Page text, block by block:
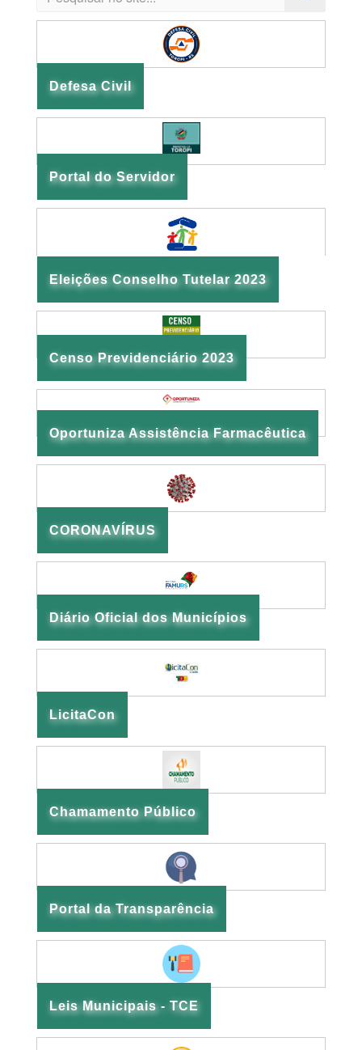
Defesa Civil
Portal do Servidor
Eleições Conselho Tutelar 2023
Censo Previdenciário 2023
Oportuniza Assistência Farmacêutica
CORONAVÍRUS
Diário Oficial dos Municípios
LicitaCon
Chamamento Público
Portal da Transparência
Leis Municipais - TCE